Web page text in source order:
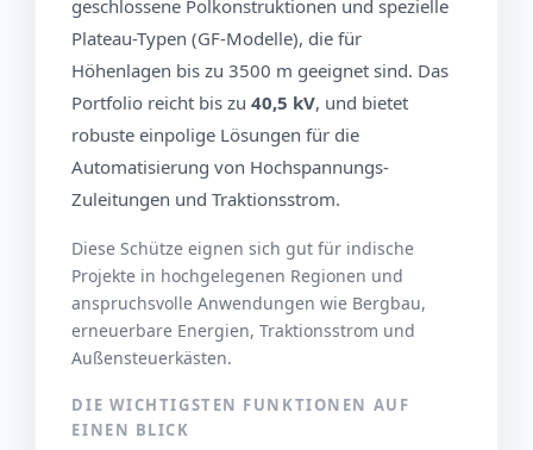
geschlossene Polkonstruktionen und spezielle
Plateau-Typen (GF-Modelle), die für
Höhenlagen bis zu 3500 m geeignet sind. Das
Portfolio reicht bis zu40,5 kV, und bietet
robuste einpolige Lösungen für die
Automatisierung von Hochspannungs-
Zuleitungen und Traktionsstrom.
Diese Schütze eignen sich gut für indische
Projekte in hochgelegenen Regionen und
anspruchsvolle Anwendungen wie Bergbau,
erneuerbare Energien, Traktionsstrom und
Außensteuerkästen.
DIE WICHTIGSTEN FUNKTIONEN AUF
EINEN BLICK